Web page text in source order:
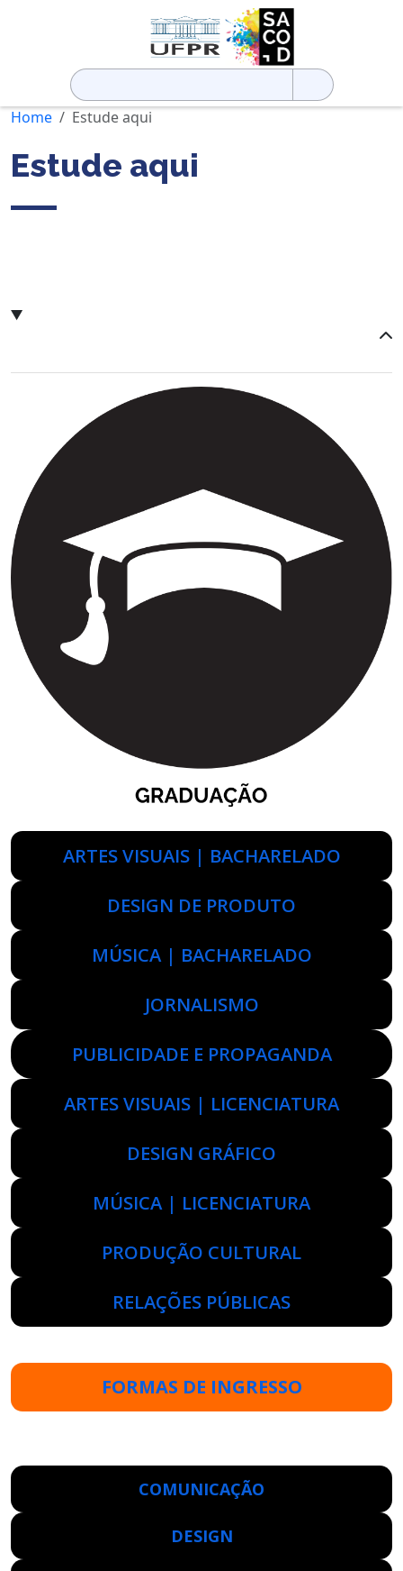
Pesquisar
por:
Home
Estude aqui
Estude aqui
ARTES VISUAIS | BACHARELADO
DESIGN DE PRODUTO
MÚSICA | BACHARELADO
JORNALISMO
PUBLICIDADE E PROPAGANDA
ARTES VISUAIS | LICENCIATURA
DESIGN GRÁFICO
MÚSICA | LICENCIATURA
PRODUÇÃO CULTURAL
RELAÇÕES PÚBLICAS
FORMAS DE INGRESSO
COMUNICAÇÃO
DESIGN